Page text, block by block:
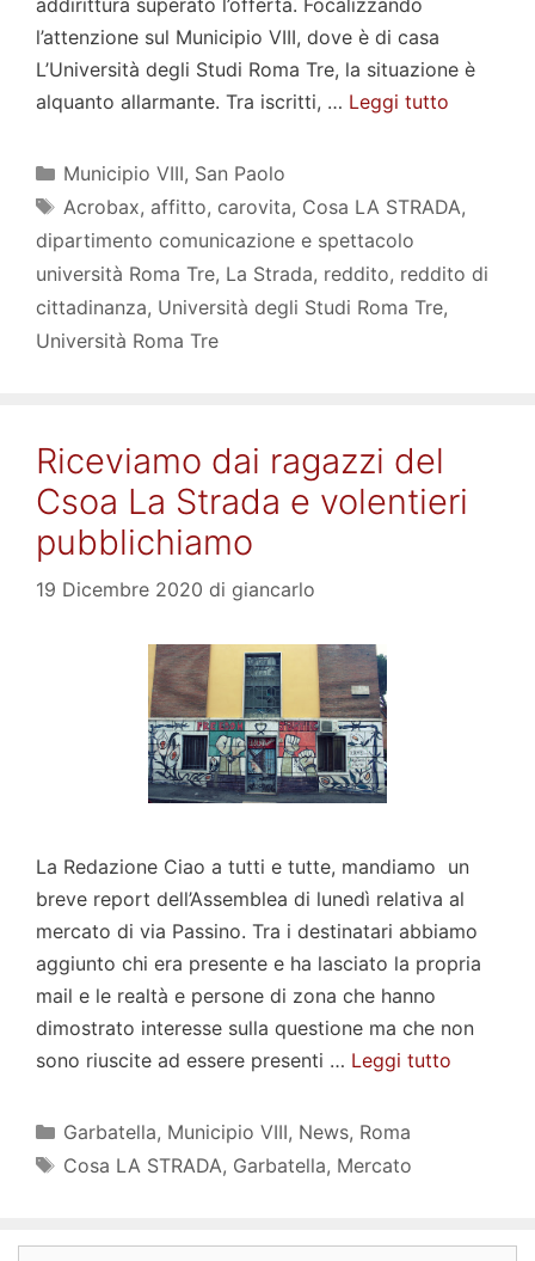
l’attenzione sul Municipio VIII, dove è di casa
L’Università degli Studi Roma Tre, la situazione è
alquanto allarmante. Tra iscritti, … Leggi tutto
Categorie
Municipio VIII, San Paolo
Tag
Acrobax, affitto, carovita, Cosa LA STRADA,
dipartimento comunicazione e spettacolo
università Roma Tre, La Strada, reddito, reddito di
cittadinanza, Università degli Studi Roma Tre,
Università Roma Tre
Riceviamo dai ragazzi del
Csoa La Strada e volentieri
pubblichiamo
19 Dicembre 2020 di giancarlo
La Redazione Ciao a tutti e tutte, mandiamo un
breve report dell’Assemblea di lunedì relativa al
mercato di via Passino. Tra i destinatari abbiamo
aggiunto chi era presente e ha lasciato la propria
mail e le realtà e persone di zona che hanno
dimostrato interesse sulla questione ma che non
sono riuscite ad essere presenti … Leggi tutto
Categorie
Garbatella, Municipio VIII, News, Roma
Tag
Cosa LA STRADA, Garbatella, Mercato